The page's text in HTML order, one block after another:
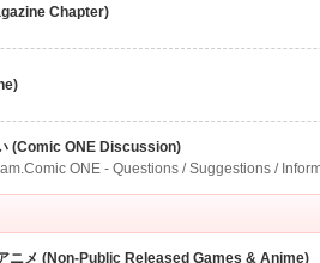
Chapter)
(Comic ONE Discussion)
ONE - Questions / Suggestions /
ニメ (Non-Public Released Games & Anime)